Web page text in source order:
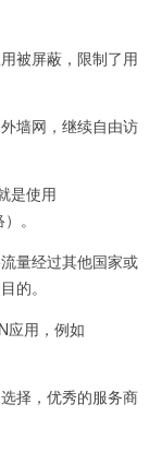
被屏蔽，限制了用
墙网，继续自由访
是使用
。
量经过其他国家或
的。
用，例如
择，优秀的服务商